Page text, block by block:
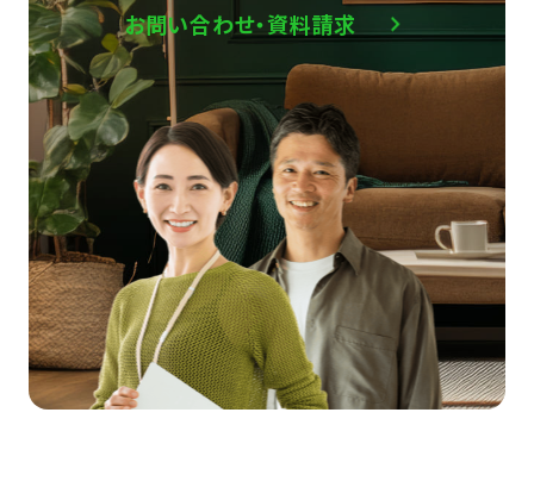
お問い合わせ・資料請求